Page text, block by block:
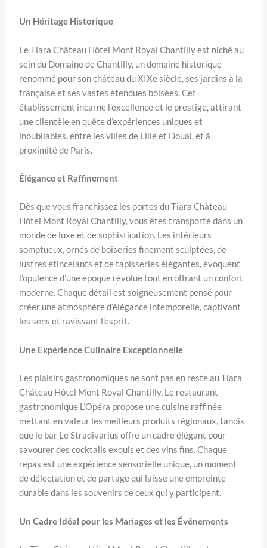
Un Héritage Historique
Le Tiara Château Hôtel Mont Royal Chantilly est niché au
sein du Domaine de Chantilly, un domaine historique
renommé pour son château du XIXe siècle, ses jardins à la
française et ses vastes étendues boisées. Cet
établissement incarne l’excellence et le prestige, attirant
une clientèle en quête d’expériences uniques et
inoubliables, entre les villes de Lille et Douai, et à
proximité de Paris.
Élégance et Raffinement
Dès que vous franchissez les portes du Tiara Château
Hôtel Mont Royal Chantilly, vous êtes transporté dans un
monde de luxe et de sophistication. Les intérieurs
somptueux, ornés de boiseries finement sculptées, de
lustres étincelants et de tapisseries élégantes, évoquent
l’opulence d’une époque révolue tout en offrant un confort
moderne. Chaque détail est soigneusement pensé pour
créer une atmosphère d’élégance intemporelle, captivant
les sens et ravissant l’esprit.
Une Expérience Culinaire Exceptionnelle
Les plaisirs gastronomiques ne sont pas en reste au Tiara
Château Hôtel Mont Royal Chantilly. Le restaurant
gastronomique L’Opéra propose une cuisine raffinée
mettant en valeur les meilleurs produits régionaux, tandis
que le bar Le Stradivarius offre un cadre élégant pour
savourer des cocktails exquis et des vins fins. Chaque
repas est une expérience sensorielle unique, un moment
de délectation et de partage qui laisse une empreinte
durable dans les souvenirs de ceux qui y participent.
Un Cadre Idéal pour les Mariages et les Événements